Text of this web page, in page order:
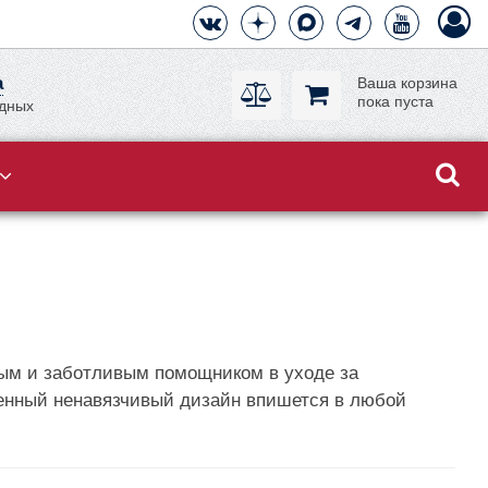
Ваша корзина
пока пуста
и заботливым помощником в уходе за
ненавязчивый дизайн впишется в любой